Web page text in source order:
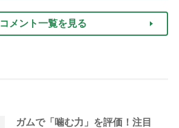
コメント一覧を見る
ガムで「噛む力」を評価！注目